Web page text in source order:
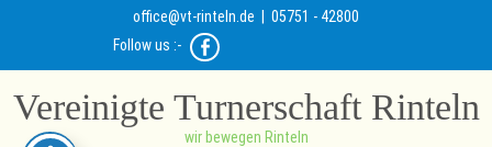
office@vt-rinteln.de | 05751 - 42800
Follow us :-
Vereinigte Turnerschaft Rinteln
wir bewegen Rinteln